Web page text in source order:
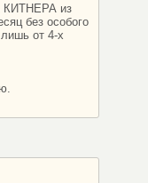
КИТНЕРА из
без особого
от 4-х